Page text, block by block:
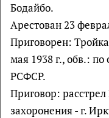
Бодайбо.
Арестован 23
Приговорен:
мая 1938 г., обв.: по
РСФСР.
Приговор:
захоронения - г.